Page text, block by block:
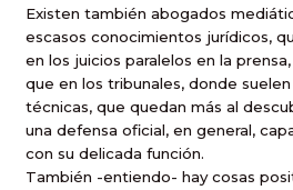
Existen también abogados
escasos conocimientos jurídicos,
en los juicios paralelos en la
que en los tribunales, donde
técnicas, que quedan más al
una defensa oficial, en general,
con su delicada función.
También -entiendo- hay cosas